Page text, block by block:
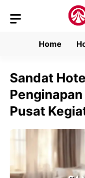
Home
Sandat
Pusat